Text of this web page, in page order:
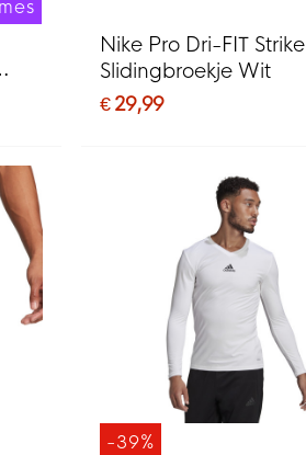
Nike Pro Dri-FIT Strike
Slidingbroekje Wit
€ 29,99
-39%